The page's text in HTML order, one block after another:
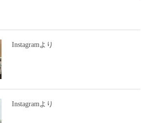
Instagramより
Instagramより